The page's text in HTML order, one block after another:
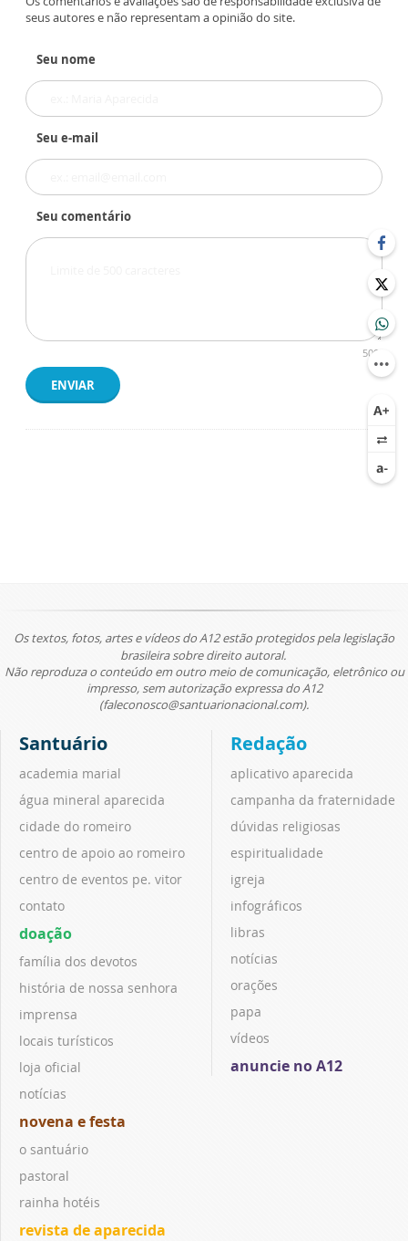
seus autores e não representam a opinião do site.
Seu nome
Seu e-mail
Seu comentário
500
ENVIAR
Os textos, fotos, artes e vídeos do A12 estão protegidos pela legislação
brasileira sobre direito autoral.
Não reproduza o conteúdo em outro meio de comunicação, eletrônico ou
impresso, sem autorização expressa do A12
(faleconosco@santuarionacional.com).
Santuário
academia marial
água mineral aparecida
cidade do romeiro
centro de apoio ao romeiro
centro de eventos pe. vitor
contato
doação
família dos devotos
história de nossa senhora
imprensa
locais turísticos
loja oficial
notícias
novena e festa
o santuário
pastoral
rainha hotéis
revista de aparecida
Redação
aplicativo aparecida
campanha da fraternidade
dúvidas religiosas
espiritualidade
igreja
infográficos
libras
notícias
orações
papa
vídeos
anuncie no A12